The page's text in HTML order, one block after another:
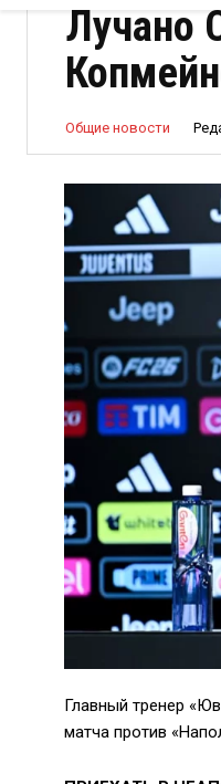
Лучано
Общие новости
Главный тренер
матча против